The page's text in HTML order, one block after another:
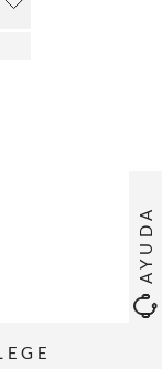
AYUDA